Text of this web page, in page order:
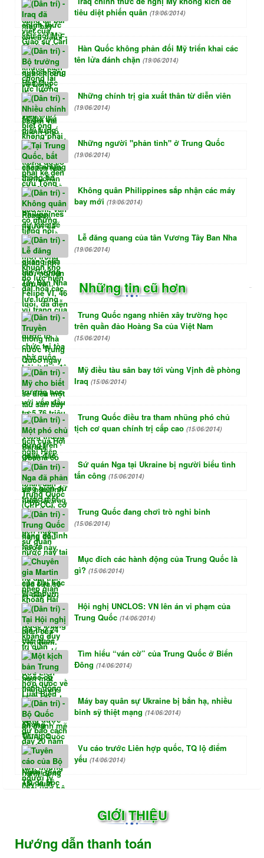
tiêu diệt phiến quân (19/06/2014)
Hàn Quốc không phản đối Mỹ triển khai các
tên lửa đánh chặn (19/06/2014)
Những chính trị gia xuất thân từ diễn viên
(19/06/2014)
Những người "phản tỉnh" ở Trung Quốc
(19/06/2014)
Không quân Philippines sắp nhận các máy
bay mới (19/06/2014)
Lễ đăng quang của tân Vương Tây Ban Nha
(19/06/2014)
Những tin cũ hơn
Trung Quốc ngang nhiên xây trường học
trên quần đảo Hoàng Sa của Việt Nam
(15/06/2014)
Mỹ điều tàu sân bay tới vùng Vịnh đề phòng
Iraq (15/06/2014)
Trung Quốc điều tra tham nhũng phó chủ
tịch cơ quan chính trị cấp cao (15/06/2014)
Sứ quán Nga tại Ukraine bị người biểu tình
tấn công (15/06/2014)
Trung Quốc đang chơi trò nghi binh
(15/06/2014)
Mục đích các hành động của Trung Quốc là
gì? (15/06/2014)
Hội nghị UNCLOS: VN lên án vi phạm của
Trung Quốc (14/06/2014)
Tìm hiểu “ván cờ” của Trung Quốc ở Biển
Đông (14/06/2014)
Máy bay quân sự Ukraine bị bắn hạ, nhiều
binh sỹ thiệt mạng (14/06/2014)
Vu cáo trước Liên hợp quốc, TQ lộ điểm
yếu (14/06/2014)
GIỚI THIỆU
Hướng dẫn thanh toán